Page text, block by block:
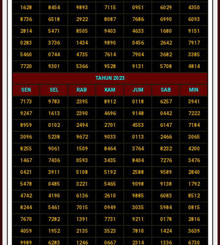
1628 8454 9893 7115 0951 6029 4350
8736 6518 2922 8087 7686 6990 6093
2814 5471 8505 9403 4633 1680 9151
0283 3736 1434 9890 0456 2642 7917
5460 0744 4735 7614 7904 3682 3385
7720 9301 5366 9528 9131 5708 4814
TAHUN 2023
SEN SEL RAB KAM JUM SAB MIN
7173 9783 2395 8912 0118 6257 3941
9247 1613 2390 4696 9148 0442 7222
8959 0102 2494 2701 4553 6147 7184
3096 5238 9672 9033 0113 2466 3065
8255 9061 1509 8464 3764 8232 4200
1467 7436 0593 3435 8404 7276 3476
0421 3911 5108 5192 2588 9589 2840
5478 0485 3221 5465 9098 9138 1792
4742 4190 6136 2610 9885 6083 8512
8244 5461 7015 0949 3035 5984 0815
7670 7282 1391 7731 9211 0178 2816
4059 1952 2135 3523 7810 1424 3639
9989 6283 1246 0667 2314 1336 6730